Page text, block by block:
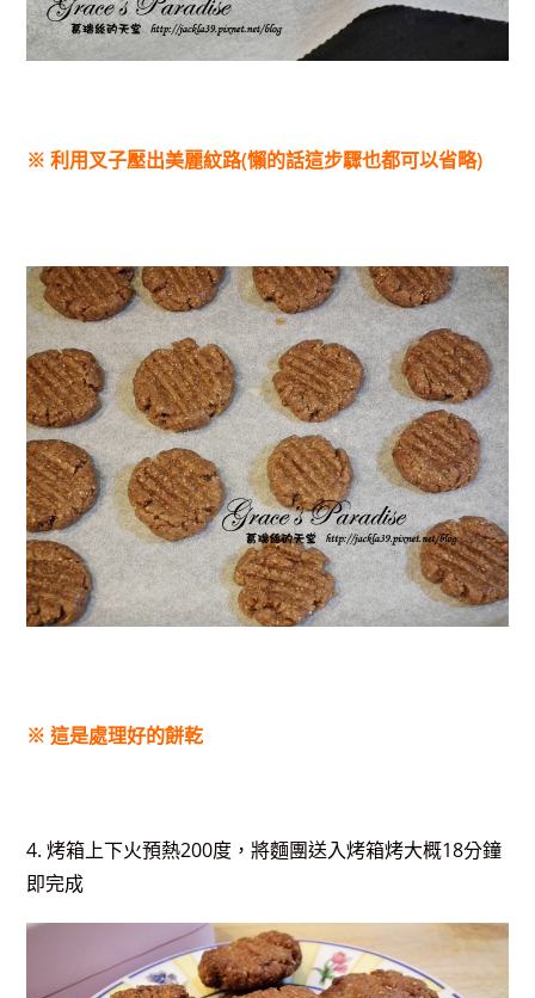
※ 利用叉子壓出美麗紋路(懶的話這步驟也都可以省略)
※ 這是處理好的餅乾
4. 烤箱上下火預熱200度，將麵團送入烤箱烤大概18分鐘
即完成